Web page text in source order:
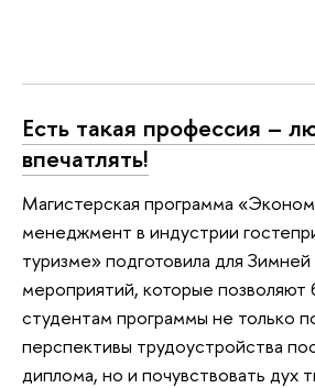
Есть такая профессия –
впечатлять!
Магистерская программа
менеджмент в индустрии
туризме» подготовила для
мероприятий, которые позволяют
студентам программы не только
перспективы трудоустройства
диплома, но и почувствовать дух